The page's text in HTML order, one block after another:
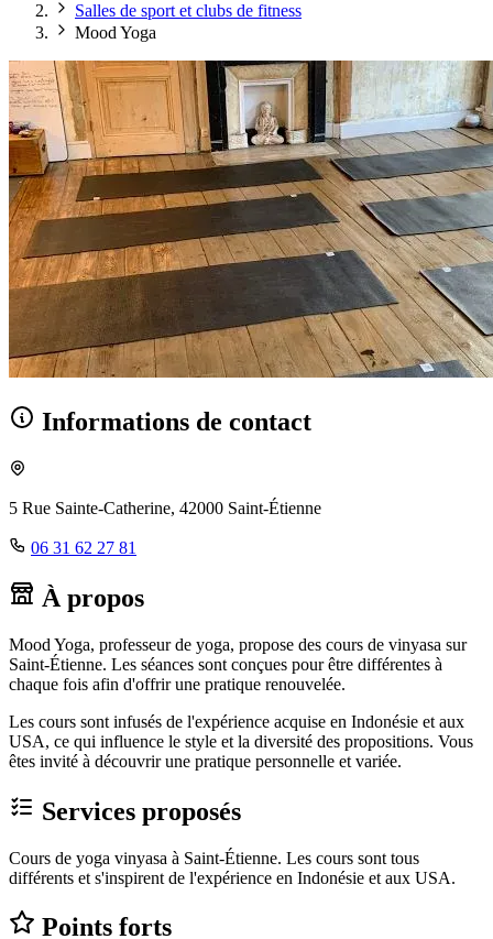
Salles de sport et clubs de fitness
Mood Yoga
Informations de contact
5 Rue Sainte-Catherine, 42000 Saint-Étienne
06 31 62 27 81
À propos
Mood Yoga, professeur de yoga, propose des cours de vinyasa sur
Saint-Étienne. Les séances sont conçues pour être différentes à
chaque fois afin d'offrir une pratique renouvelée.
Les cours sont infusés de l'expérience acquise en Indonésie et aux
USA, ce qui influence le style et la diversité des propositions. Vous
êtes invité à découvrir une pratique personnelle et variée.
Services proposés
Cours de yoga vinyasa à Saint-Étienne. Les cours sont tous
différents et s'inspirent de l'expérience en Indonésie et aux USA.
Points forts